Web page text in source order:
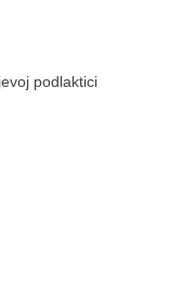
podlaktici